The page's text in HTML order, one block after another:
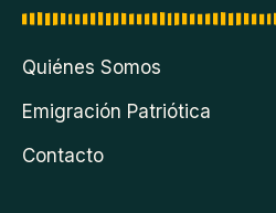
Quiénes Somos
Emigración Patriótica
Contacto